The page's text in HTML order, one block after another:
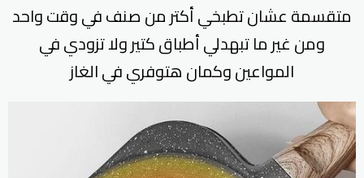
متقسمة عشان تطبخي أكتر من صنف في وقت واحد
ومن غير ما تبهدلي أطباق كتير ولا تزودي في
المواعين وكمان هتوفري في الغاز